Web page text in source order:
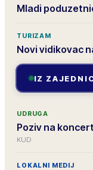
Mladi
TURIZAM
Novi vidikovac
IZ
UDRUGA
Poziv na
KUD
LOKALNI MEDIJ